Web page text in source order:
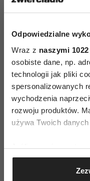
Odpowiedzialne
Wraz z naszymi
osobiste dane, np.
technologii jak pliki
spersonalizowanych
wychodzenia
rozwoju produktów.
używa Twoich
Jeśli wyrazisz na to
Gromadzić
geograficznej z